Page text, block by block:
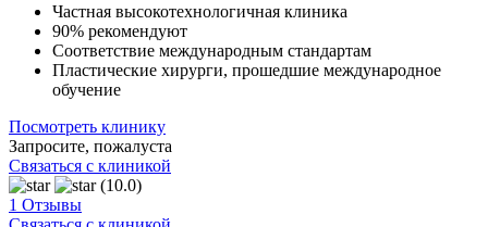
Частная высокотехнологичная клиника
90% рекомендуют
Соответствие международным стандартам
Пластические хирурги, прошедшие международное
обучение
Посмотреть клинику
Запросите, пожалуста
Связаться с клиникой
(10.0)
1 Отзывы